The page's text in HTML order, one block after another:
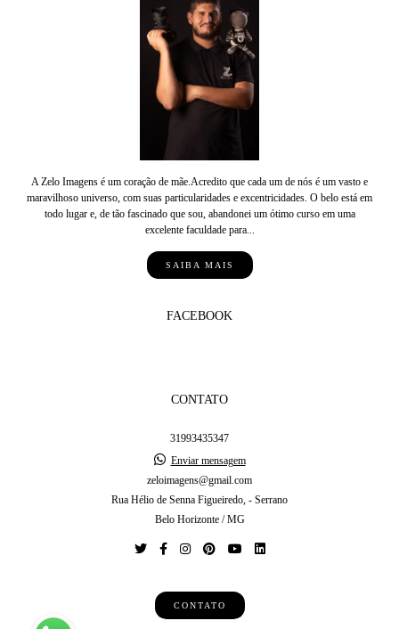
A Zelo Imagens é um coração de mãe.Acredito que cada um de nós é um vasto e
maravilhoso universo, com suas particularidades e excentricidades. O belo está em
todo lugar e, de tão fascinado que sou, abandonei um ótimo curso em uma
excelente faculdade para...
SAIBA MAIS
FACEBOOK
CONTATO
31993435347
Enviar mensagem
zeloimagens@gmail.com
Rua Hélio de Senna Figueiredo, - Serrano
Belo Horizonte / MG
CONTATO